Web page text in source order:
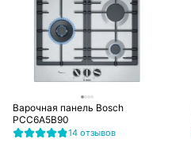
Варочная панель Bosch
PCC6A5B90
14 отзывов